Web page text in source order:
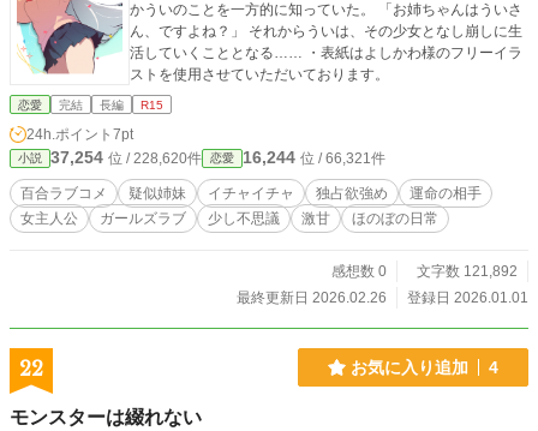
かういのことを一方的に知っていた。 「お姉ちゃんはういさ
ん、ですよね？」 それからういは、その少女となし崩しに生
活していくこととなる…… ・表紙はよしかわ様のフリーイラ
ストを使用させていただいております。
恋愛 完結 長編 R15
24h.ポイント 7pt
小説 37,254 位 / 228,620件 恋愛 16,244 位 / 66,321件
百合ラブコメ 疑似姉妹 イチャイチャ 独占欲強め
運命の相手
女主人公
ガールズラブ 少し不思議 激甘 ほのぼの日常
感想数 0
文字数 121,892
最終更新日 2026.02.26
登録日 2026.01.01
22 お気に入り追加 4
モンスターは綴れない